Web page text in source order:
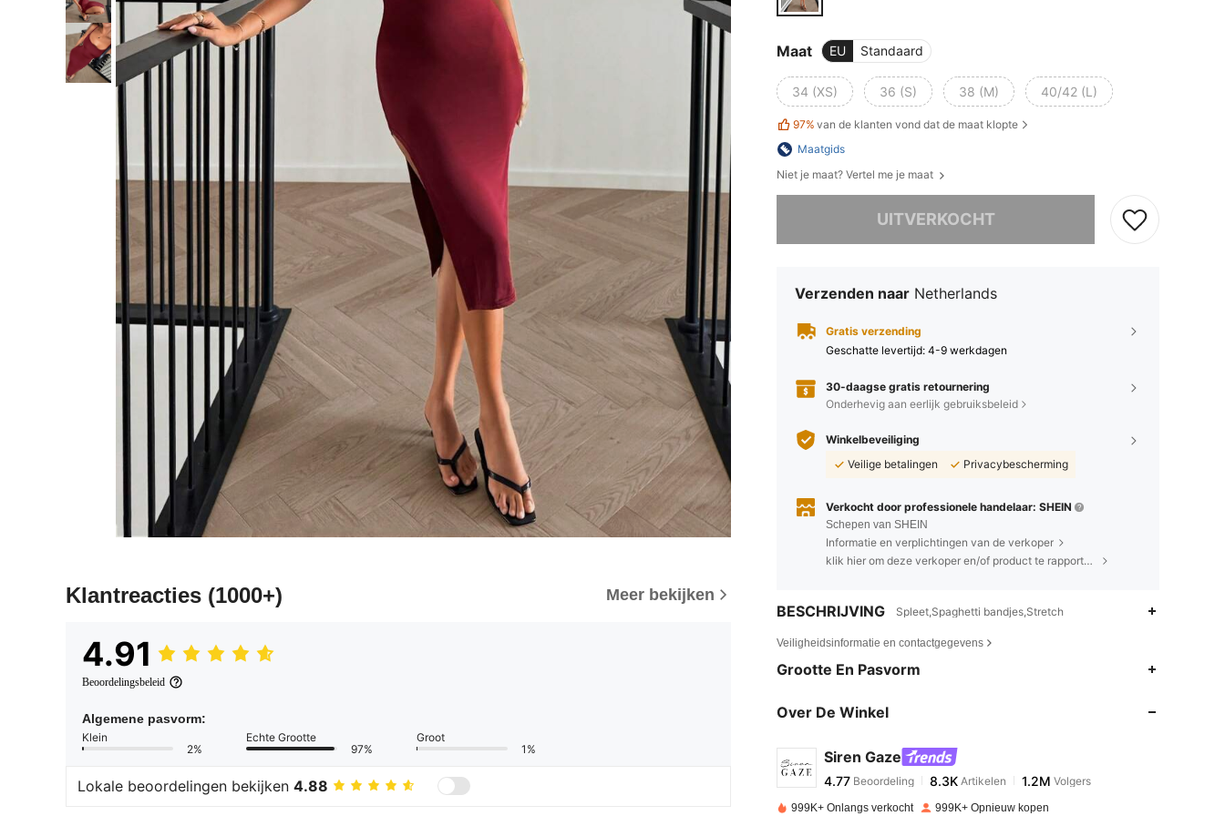
Klantreacties (1000+) Meer bekijken
4.91
Beoordelingsbeleid
Algemene pasvorm:
Klein
2%
Echte Grootte
97%
Groot
1%
Lokale beoordelingen bekijken 4.88
Maat EU Standaard
34 (XS) 36 (S) 38 (M) 40/42 (L)
97% van de klanten vond dat de maat klopte
Maatgids
Niet je maat? Vertel me je maat
UITVERKOCHT
Sorry, dit product is uitverkocht.
Verzenden naar Netherlands
Gratis verzending
Geschatte levertijd: 4-9 werkdagen
30-daagse gratis retournering
Onderhevig aan eerlijk gebruiksbeleid
Winkelbeveiliging
Veilige betalingen
Privacybescherming
Verkocht door professionele handelaar: SHEIN
Schepen van SHEIN
Informatie en verplichtingen van de verkoper
klik hier om deze verkoper en/of product te rapporteren.
BESCHRIJVING Spleet,Spaghetti bandjes,Stretch
Veiligheidsinformatie en contactgegevens
Grootte En Pasvorm
Over De Winkel
Siren Gaze
4.77
4.77 Beoordeling 8.3K
l***zbetaalde 1 dag geleden
999K+ Onlangs verkocht 999K+ Opnieuw kopen